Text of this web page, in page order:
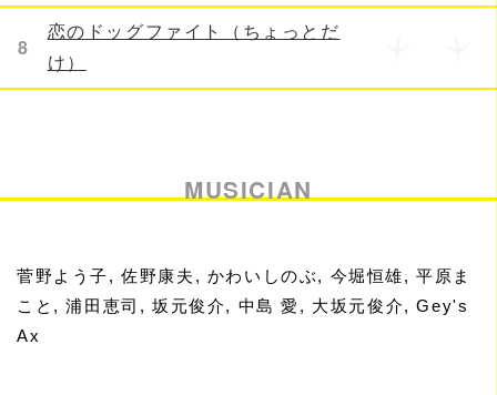
8
恋のドッグファイト（ちょっとだ
け）
MUSICIAN
菅野よう子, 佐野康夫, かわいしのぶ, 今堀恒雄, 平原ま
こと, 浦田恵司, 坂元俊介, 中島 愛, 大坂元俊介, Gey's
Ax